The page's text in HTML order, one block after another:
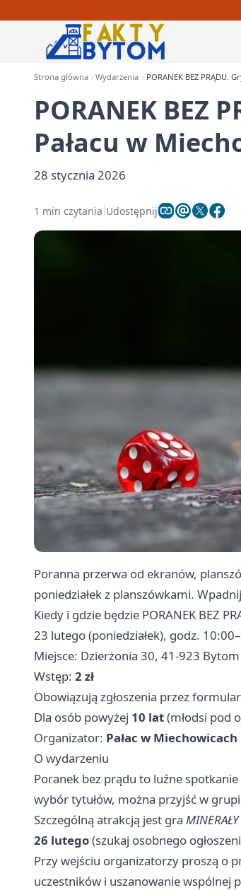
Strona główna Wydarzenia PORANEK BEZ PRĄDU.
PORANEK BEZ
Pałacu w
28 stycznia 2026
1 min czytania Udostępnij
Poranna przerwa od ekranów,
poniedziałek z planszówkami.
Kiedy i gdzie będzie PORANEK BEZ
23 lutego (poniedziałek), godz.
Miejsce: Dzierżonia 30, 41-923 Bytom
Wstęp: 2 zł
Obowiązują zgłoszenia przez
Dla osób powyżej 10 lat(młodsi pod
Organizator: Pałac w Miechowicach
O wydarzeniu
Poranek bez prądu to luźne
wybór tytułów, można przyjść w
Szczególną atrakcją jest gra MINERAŁY
26 lutego(szukaj osobnego
Przy wejściu organizatorzy proszą o
uczestników i uszanowanie wspólnej